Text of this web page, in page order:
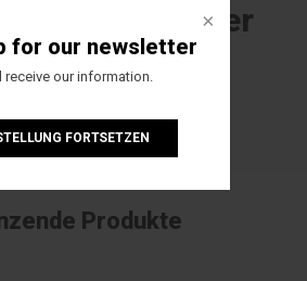
for our newsletter
receive our information.
FORTSETZEN
our newsletter
our information.
FORTSETZEN
Produkte